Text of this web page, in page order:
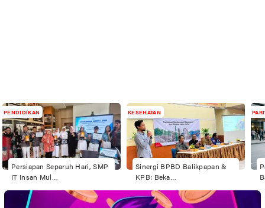
PENDIDIKAN
Persiapan Separuh Hari, SMP
IT Insan Mul…
KESEHATAN
Sinergi BPBD Balikpapan &
KPB: Beka…